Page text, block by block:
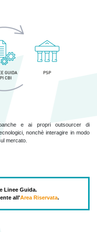
e ai propri outsourcer di
nonchè interagire in modo
mercato.
Linee Guida.
all'Area Riservata.